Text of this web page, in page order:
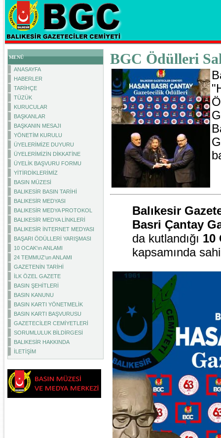
MENÜ
ANASAYFA
HABERLER
TARİHÇE
TÜZÜK
KURUCULAR
BAŞKANLAR
BAŞKANIN MESAJI
YÖNETİM KURULU
ÜYELERİMİZE DUYURU
ÜYELERİMİZİN DİKKATİNE
ÜYELİK BAŞVURU FORMU
YİTİRDİKLERİMİZ
BASIN MÜZESİ
BALIKESİR BASIN TARİHİ
BALIKESİR MEDYASI
BALIKESİR MEDYA PROTOKOL
BALIKESİR MEDYA LİNKLERİ
BALIKESİR İNTERNET MEDYASI
BAŞARI ÖDÜLLERİ YARIŞMASI
10 OCAK'ın ANLAMI
24 TEMMUZ'un ANLAMI
GAZETENİN TARİHİ
İLK ÖZEL GAZETE
BASIN ŞEHİTLERİ
BASIN KANUNU
BASIN KARTI YÖNETMELİK
BASIN KARTI BAŞVURUSU
GAZETECİLER CEMİYETLERİ
SORUMLULUK BİLDİRGESİ
BALIKESİR HAKKINDA
İLETİŞİM
BGC Ödülleri
Balıkesir
Basri Çantay
da kutlandığı 10
kapsamında